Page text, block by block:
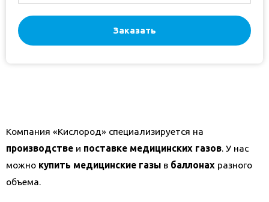
Заказать
Компания «Кислород» специализируется на
производстве и поставке медицинских газов. У нас
можно купить медицинские газы в баллонах разного
объема.